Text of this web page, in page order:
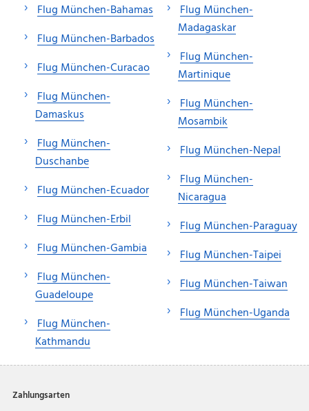
Flug München-Bahamas
Flug München-Barbados
Flug München-Curacao
Flug München-
Damaskus
Flug München-
Duschanbe
Flug München-Ecuador
Flug München-Erbil
Flug München-Gambia
Flug München-
Guadeloupe
Flug München-
Kathmandu
Flug München-
Madagaskar
Flug München-
Martinique
Flug München-
Mosambik
Flug München-Nepal
Flug München-
Nicaragua
Flug München-Paraguay
Flug München-Taipei
Flug München-Taiwan
Flug München-Uganda